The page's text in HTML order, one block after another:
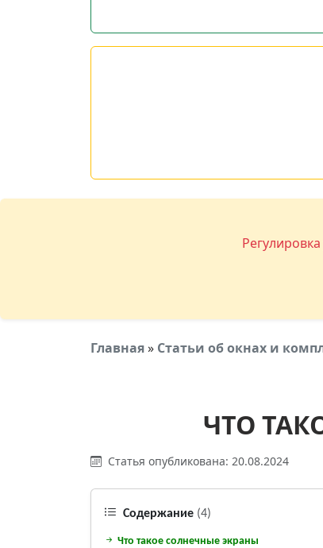
Главная» Статьи об окнах и
ЧТО
Статья опубликована: 20.08.2024
Содержание (4)
Что такое солнечные экраны